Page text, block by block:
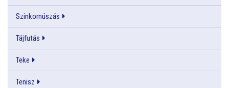
Szinkornúszás
Tájfutás
Teke
Tenisz